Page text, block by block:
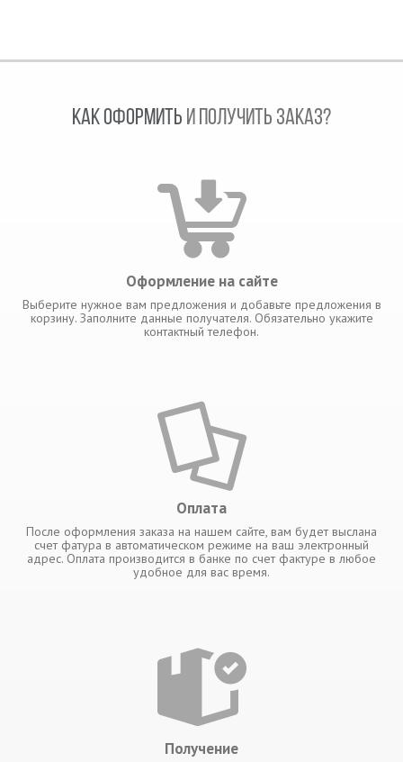
КАК ОФОРМИТЬ И ПОЛУЧИТЬ ЗАКАЗ?
Оформление на сайте
Выберите нужное вам предложения и добавьте предложения в
корзину. Заполните данные получателя. Обязательно укажите
контактный телефон.
Оплата
После оформления заказа на нашем сайте, вам будет выслана
счет фатура в автоматическом режиме на ваш электронный
адрес. Оплата производится в банке по счет фактуре в любое
удобное для вас время.
Получение